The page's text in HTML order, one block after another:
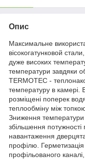
Опис
Максимальне
вісокогатунковой
дуже високих
температури завдяки
TERMOTEC -
температуру в камері.
розміщені поперек
теплообміну між
Зниження температури
збільшення потужності
навантаження
профілю.
профільованого